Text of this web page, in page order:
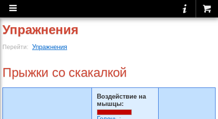
Упражнения
Перейти: Упражнения
Прыжки со скакалкой
Воздействие на
мышцы: